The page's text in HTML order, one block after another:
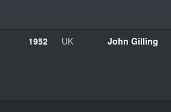
1952 UK John Gilling